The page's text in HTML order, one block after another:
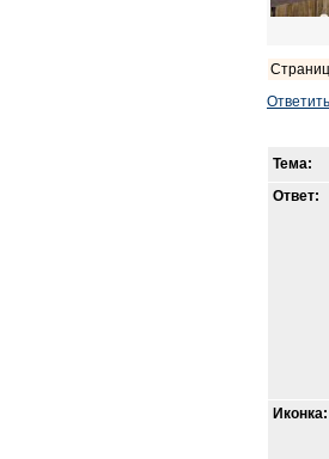
Ответить
Тема:
Ответ:
Иконка: